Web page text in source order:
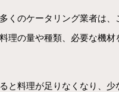
くのケータリング業者は、
理の量や種類、必要な機材
と料理が足りなくなり、少